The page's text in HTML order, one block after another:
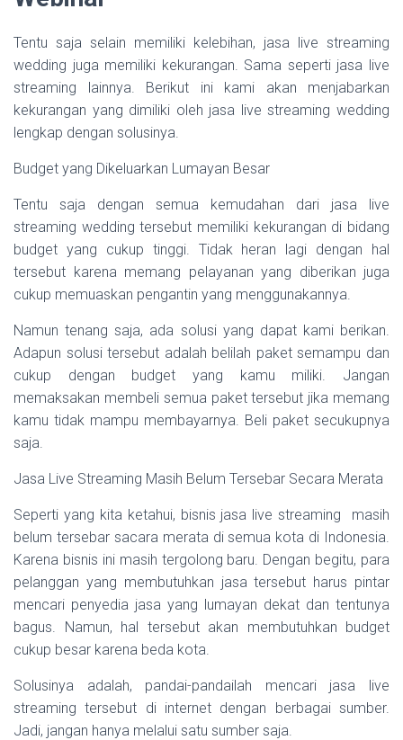
Tentu saja selain memiliki kelebihan, jasa live streaming
wedding juga memiliki kekurangan. Sama seperti jasa live
streaming lainnya. Berikut ini kami akan menjabarkan
kekurangan yang dimiliki oleh jasa live streaming wedding
lengkap dengan solusinya.
Budget yang Dikeluarkan Lumayan Besar
Tentu saja dengan semua kemudahan dari jasa live
streaming wedding tersebut memiliki kekurangan di bidang
budget yang cukup tinggi. Tidak heran lagi dengan hal
tersebut karena memang pelayanan yang diberikan juga
cukup memuaskan pengantin yang menggunakannya.
Namun tenang saja, ada solusi yang dapat kami berikan.
Adapun solusi tersebut adalah belilah paket semampu dan
cukup dengan budget yang kamu miliki. Jangan
memaksakan membeli semua paket tersebut jika memang
kamu tidak mampu membayarnya. Beli paket secukupnya
saja.
Jasa Live Streaming Masih Belum Tersebar Secara Merata
Seperti yang kita ketahui, bisnis jasa live streaming masih
belum tersebar sacara merata di semua kota di Indonesia.
Karena bisnis ini masih tergolong baru. Dengan begitu, para
pelanggan yang membutuhkan jasa tersebut harus pintar
mencari penyedia jasa yang lumayan dekat dan tentunya
bagus. Namun, hal tersebut akan membutuhkan budget
cukup besar karena beda kota.
Solusinya adalah, pandai-pandailah mencari jasa live
streaming tersebut di internet dengan berbagai sumber.
Jadi, jangan hanya melalui satu sumber saja.